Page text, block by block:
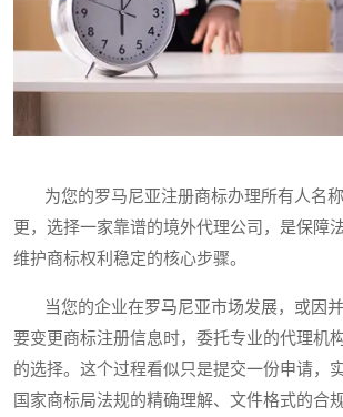
为您的罗马尼亚注册商标办理所有人名称
更，选择一家靠谱的境外代理公司，是保障
维护商标权利稳定的核心步骤。
当您的企业在罗马尼亚市场发展，或因并
要变更商标注册信息时，委托专业的代理机
的选择。这个过程看似只是提交一份申请，
国家商标局法规的精确理解、文件格式的合